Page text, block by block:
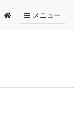
Toggle
navigation
メニュー